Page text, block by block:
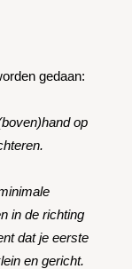
gedaan:
op
in de richting
dat je eerste
en gericht.